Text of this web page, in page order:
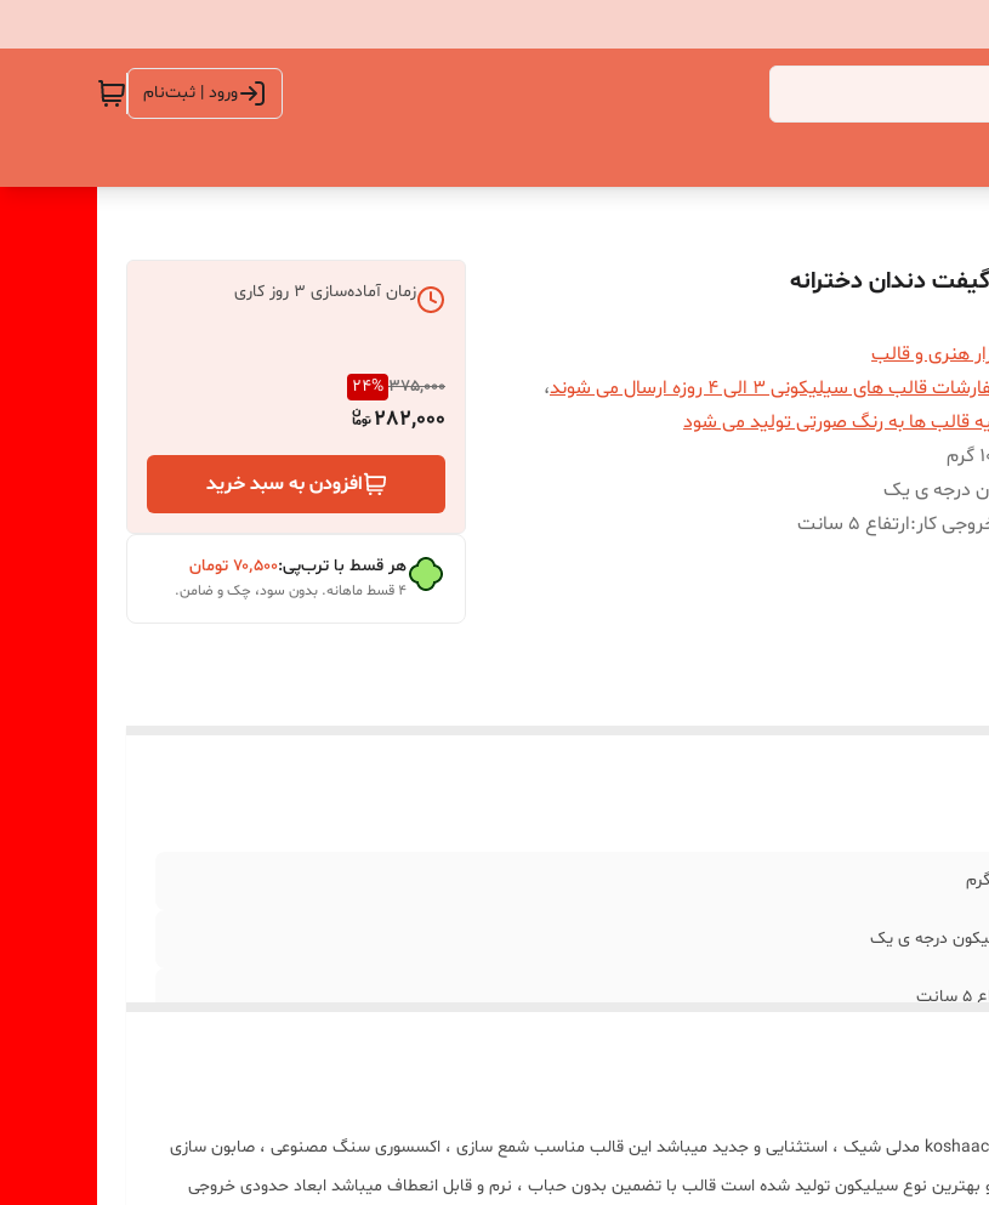
ورود | ثبت‌نام
دندان دخترانه
هنری و قالب
قالب های سیلیکونی 3 الی 4 روزه ارسال می شوند
،
قالب ها به رنگ صورتی تولید می شود
درجه ی یک
کار:ارتفاع 5 سانت
زمان آماده‌سازی 3 روز کاری
375,000
24%
282,000
افزودن به سبد خرید
هر قسط با ترب‌پی:۷۰٬۵۰۰ تومان
۴ قسط ماهانه. بدون سود، چک و ضامن.
درجه ی یک
قالب شمع سیلیکونی مدل گیفت دندان با برند کوشا اکسسوری koshaaccessory مدلی شیک ، استثنایی و جدید میباشد این قالب مناسب شمع سازی ، اکسسوری سنگ مصنوعی ، صابون سازی
بهترین نوع سیلیکون تولید شده است قالب با تضمین بدون حباب ، نرم و قابل انعطاف میباشد ابعاد حدودی خروجی